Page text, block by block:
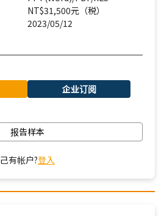
NT$31,500元（税）
2023/05/12
企业订阅
报告样本
己有帐户?登入